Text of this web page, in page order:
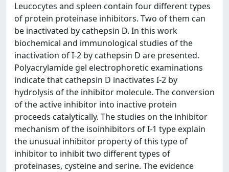
Leucocytes and spleen contain four different types
of protein proteinase inhibitors. Two of them can
be inactivated by cathepsin D. In this work
biochemical and immunological studies of the
inactivation of I-2 by cathepsin D are presented.
Polyacrylamide gel electrophoretic examinations
indicate that cathepsin D inactivates I-2 by
hydrolysis of the inhibitor molecule. The conversion
of the active inhibitor into inactive protein
proceeds catalytically. The studies on the inhibitor
mechanism of the isoinhibitors of I-1 type explain
the unusual inhibitor property of this type of
inhibitor to inhibit two different types of
proteinases, cysteine and serine. The evidence